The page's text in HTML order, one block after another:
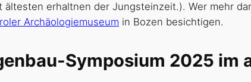
erhaltnen der Jungsteinzeit.). Wer mehr
Archäologiemuseum in Bozen besichtigen.
Symposium 2025 im